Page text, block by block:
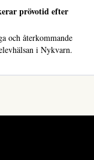
prövotid efter
och återkommande
i Nykvarn.